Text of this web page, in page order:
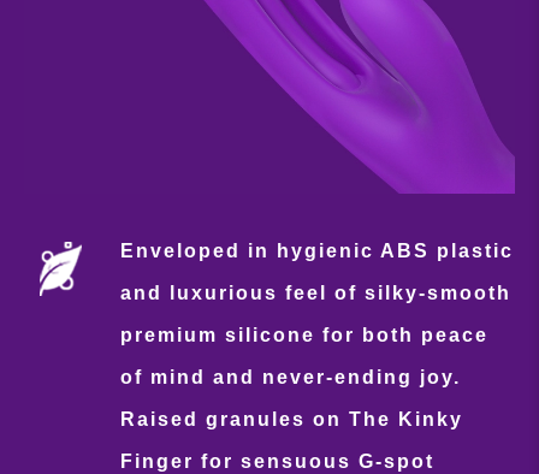
Enveloped in hygienic ABS plastic
and luxurious feel of silky-smooth
premium silicone for both peace
of mind and never-ending joy.
Raised granules on The Kinky
Finger for sensuous G-spot